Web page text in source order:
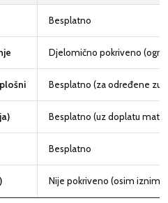
Besplatno
Djelomično pokriveno
Besplatno (za određene
Besplatno (uz doplatu
Besplatno
Nije pokriveno (osim